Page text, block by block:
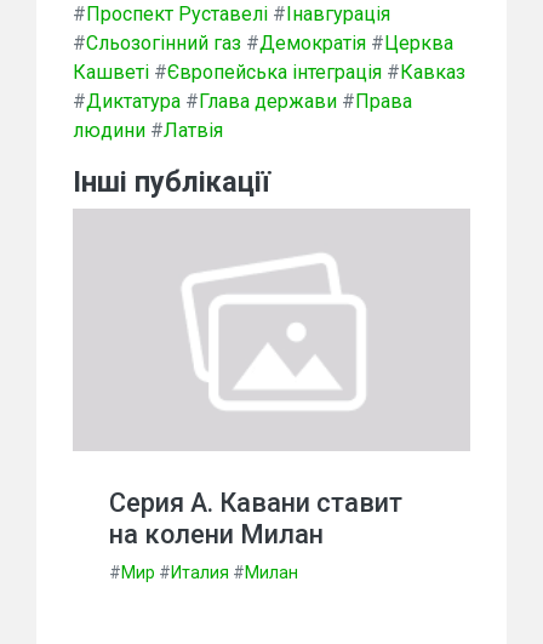
#Проспект Руставелі #Інавгурація
#Сльозогінний газ #Демократія #Церква
Кашветі #Європейська інтеграція #Кавказ
#Диктатура #Глава держави #Права
людини #Латвія
Інші публікації
Серия А. Кавани ставит
на колени Милан
#Мир #Италия #Милан